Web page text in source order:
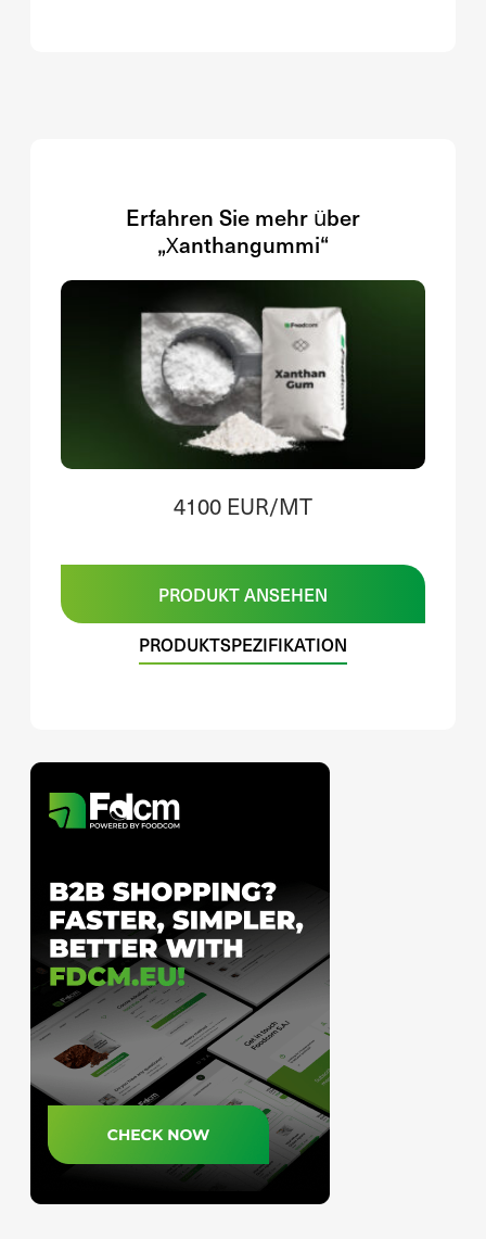
Erfahren Sie mehr über
„Xanthangummi“
4100 EUR/MT
PRODUKT ANSEHEN
PRODUKTSPEZIFIKATION